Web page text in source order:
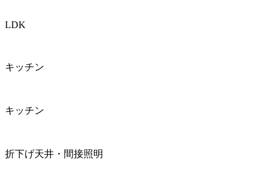
LDK
キッチン
キッチン
折下げ天井・間接照明